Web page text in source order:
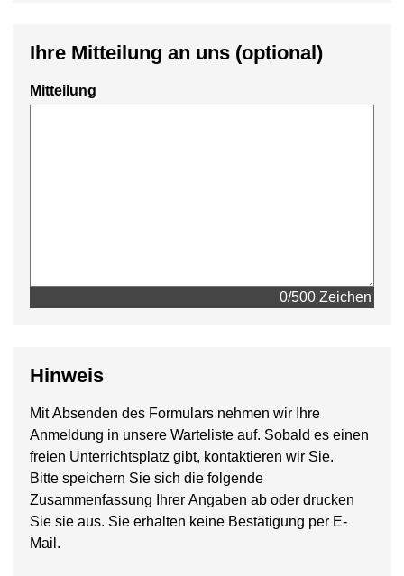
Ihre Mitteilung an uns (optional)
Mitteilung
0/500 Zeichen
Hinweis
Mit Absenden des Formulars nehmen wir Ihre
Anmeldung in unsere Warteliste auf. Sobald es einen
freien Unterrichtsplatz gibt, kontaktieren wir Sie.
Bitte speichern Sie sich die folgende
Zusammenfassung Ihrer Angaben ab oder drucken
Sie sie aus. Sie erhalten keine Bestätigung per E-
Mail.